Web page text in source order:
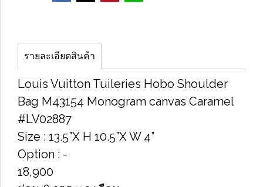
รายละเอียดสินค้า
Louis Vuitton Tuileries Hobo Shoulder
Bag M43154 Monogram canvas Caramel
#LV02887
Size : 13.5”X H 10.5”X W 4”
Option : -
18,900